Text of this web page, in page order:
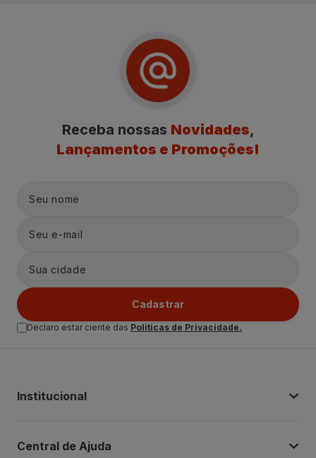
Receba nossas Novidades,
Lançamentos e Promoções!
Cadastrar
Declaro estar ciente das Politicas de Privacidade.
Institucional
Central de Ajuda